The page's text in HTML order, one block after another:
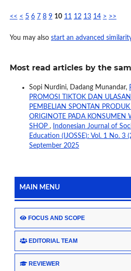
<< < 5 6 7 8 9 10 11 12 13 14 > >>
You may also start an advanced
Most read articles by the
Sopi Nurdini, Dadang Munandar,
PROMOSI TIKTOK DAN
PEMBELIAN SPONTAN
ORIGINOTE PADA KONSUMEN
SHOP ,
Indonesian Journal of
Education (IJOSSE): Vol. 1 No. 3
September 2025
MAIN MENU
FOCUS AND SCOPE
EDITORIAL TEAM
REVIEWER